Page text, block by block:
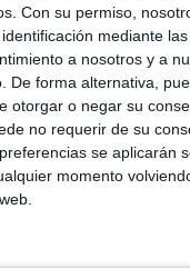
Con su permiso,
mediante
a nosotros y a
De forma alternativa,
otorgar o negar su
no requerir de su
se aplicarán
momento
dela
día 23, una
conscientes de que